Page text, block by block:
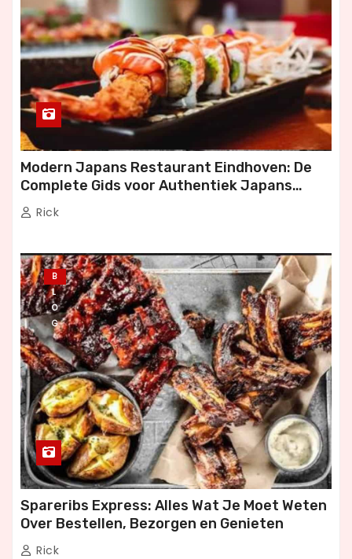
Modern Japans Restaurant Eindhoven: De
Complete Gids voor Authentiek Japans
Dineren
Rick
B
L
O
G
Spareribs Express: Alles Wat Je Moet Weten
Over Bestellen, Bezorgen en Genieten
Rick